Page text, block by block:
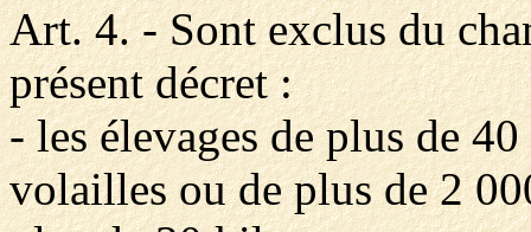
Art. 4. - Sont exclus du
présent décret :
- les élevages de plus de
volailles ou de plus de 2